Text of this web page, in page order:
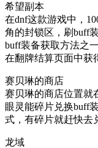
希望副本
在dnf这款游戏中，
角的封锁区，刷buff
buff装备获取方法之
在翻牌结算页面中获
赛贝琳的商店
赛贝琳的商店位置就
眼灵能碎片兑换buff
式，有碎片就赶快去
龙域